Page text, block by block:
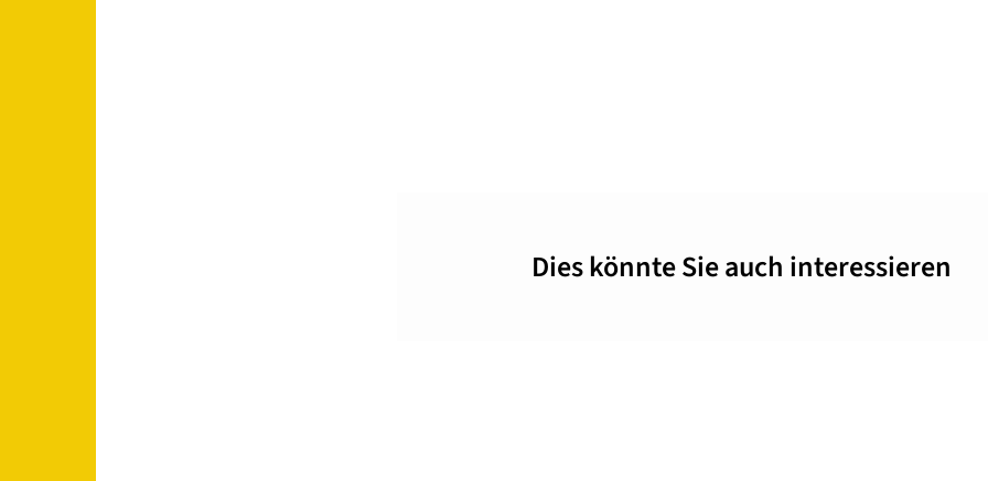
Dies könnte Sie auch interessieren